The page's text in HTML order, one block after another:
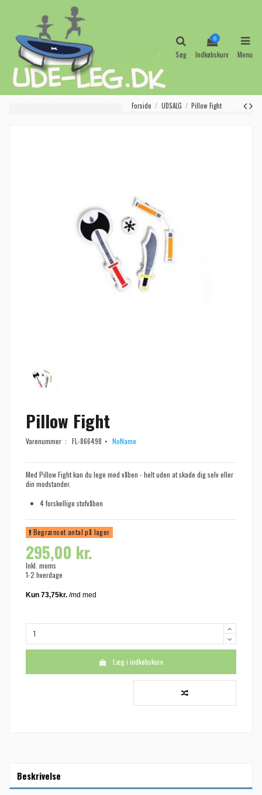
Søg
0
Indkøbskurv Menu
Forside UDSALG Pillow Fight
Pillow Fight
Varenummer : FL-866498 NoName
Med Pillow Fight kan du lege med våben - helt uden at skade dig selv eller
din modstander.
4 forskellige stofvåben
Begrænset antal på lager
295,00 kr.
Inkl. moms
1-2 hverdage
Læg i indkøbskurv
Beskrivelse